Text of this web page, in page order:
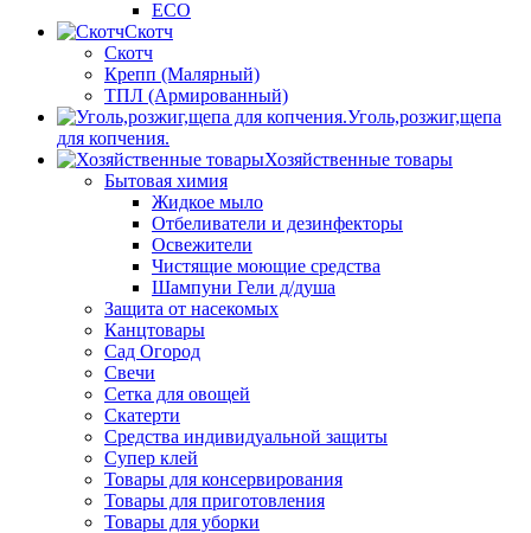
ECO
Скотч
Скотч
Крепп (Малярный)
ТПЛ (Армированный)
Уголь,розжиг,щепа
для копчения.
Хозяйственные товары
Бытовая химия
Жидкое мыло
Отбеливатели и дезинфекторы
Освежители
Чистящие моющие средства
Шампуни Гели д/душа
Защита от насекомых
Канцтовары
Сад Огород
Свечи
Сетка для овощей
Скатерти
Средства индивидуальной защиты
Супер клей
Товары для консервирования
Товары для приготовления
Товары для уборки